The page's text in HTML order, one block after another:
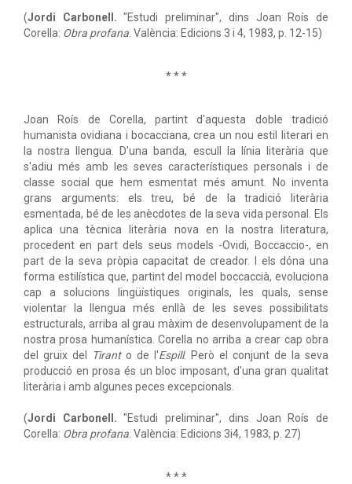
(Jordi Carbonell. "Estudi preliminar", dins Joan Roís de
Corella: Obra profana . València: Edicions 3 i 4, 1983, p. 12-15)
* * *
Joan Roís de Corella, partint d'aquesta doble tradició
humanista ovidiana i bocacciana, crea un nou estil literari en
la nostra llengua. D'una banda, escull la línia literària que
s'adiu més amb les seves característiques personals i de
classe social que hem esmentat més amunt. No inventa
grans arguments: els treu, bé de la tradició literària
esmentada, bé de les anècdotes de la seva vida personal. Els
aplica una tècnica literària nova en la nostra literatura,
procedent en part dels seus models -Ovidi, Boccaccio-, en
part de la seva pròpia capacitat de creador. I els dóna una
forma estilística que, partint del model boccaccià, evoluciona
cap a solucions lingüístiques originals, les quals, sense
violentar la llengua més enllà de les seves possibilitats
estructurals, arriba al grau màxim de desenvolupament de la
nostra prosa humanística. Corella no arriba a crear cap obra
del gruix del
Tiranto de l'Espill. Però el conjunt de la seva
producció en prosa és un bloc imposant, d'una gran qualitat
literària i amb algunes peces excepcionals.
(Jordi Carbonell. "Estudi preliminar", dins Joan Roís de
Corella: Obra profana . València: Edicions 3i4, 1983, p. 27)
* * *